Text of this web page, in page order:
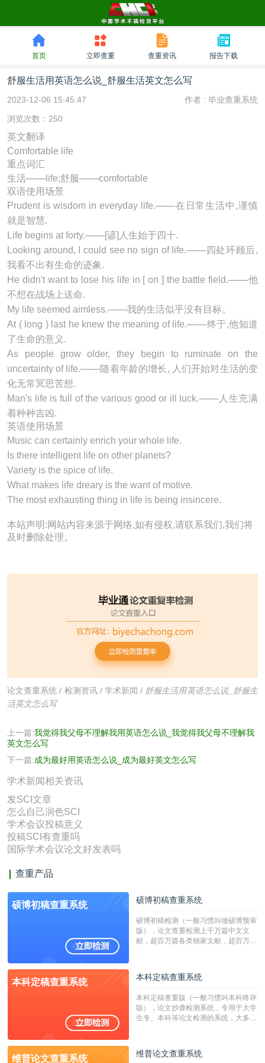
首页 立即查重 查重资讯 报告下载
舒服生活用英语怎么说_舒服生活英文怎么写
2023-12-06 15:45:47 作者 : 毕业查重系统
浏览次数：250
英文翻译
Comfortable life
重点词汇
生活───life;舒服───comfortable
双语使用场景
Prudent is wisdom in everyday life.───在日常生活中,谨慎
就是智慧.
Life begins at forty.───[谚]人生始于四十.
Looking around, I could see no sign of life.───四处环顾后,
我看不出有生命的迹象.
He didn't want to lose his life in [ on ] the battle field.───他
不想在战场上送命.
My life seemed aimless.───我的生活似乎没有目标。
At ( long ) last he knew the meaning of life.───终于,他知道
了生命的意义.
As people grow older, they begin to ruminate on the
uncertainty of life.───随着年龄的增长, 人们开始对生活的变
化无常冥思苦想.
Man's life is full of the various good or ill luck.───人生充满
着种种吉凶.
英语使用场景
Music can certainly enrich your whole life.
Is there intelligent life on other planets?
Variety is the spice of life.
What makes life dreary is the want of motive.
The most exhausting thing in life is being insincere.
本站声明:网站内容来源于网络,如有侵权,请联系我们,我们将
及时删除处理。
论文查重系统 / 检测资讯/ 学术新闻 / 舒服生活用英语怎么说_舒服生
活英文怎么写
上一篇:我觉得我父母不理解我用英语怎么说_我觉得我父母不理解我
英文怎么写
下一篇:成为最好用英语怎么说_成为最好英文怎么写
学术新闻相关资讯
发SCI文章
怎么自己润色SCI
学术会议投稿意义
投稿SCI有查重吗
国际学术会议论文好发表吗
查重产品
硕博初稿查重系统 硕博初稿查重系统
硕博初稿检测（一般习惯叫做硕博预审
版），论文查重检测上千万篇中文文
献，超百万篇各类独家文献，超百万港
校用来检测硕博论文的系统，检测范围
广，数据来源真实，检测算法合理!本
字符数30万）
本科定稿查重系统 本科定稿查重系统
本科定稿查重版（一般习惯叫本科终评
版），论文抄袭检测系统，专用于大学
生专、本科等论文检测的系统，大多数
维普论文查重系统 维普论文查重系统